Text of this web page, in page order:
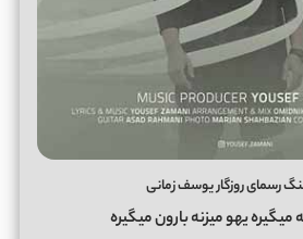
رسمای روزگار یوسف زمانی
یهو میزنه بارون میگیره